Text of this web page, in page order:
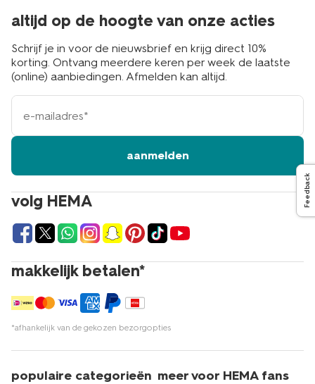
volg HEMA
makkelijk betalen*
*afhankelijk van de gekozen bezorgopties
altijd op de hoogte van onze acties
Schrijf je in voor de nieuwsbrief en krijg direct 10%
korting. Ontvang meerdere keren per week de laatste
(online) aanbiedingen. Afmelden kan altijd.
e-
mailadres
aanmelden
populaire categorieën meer voor HEMA fans
Feedback